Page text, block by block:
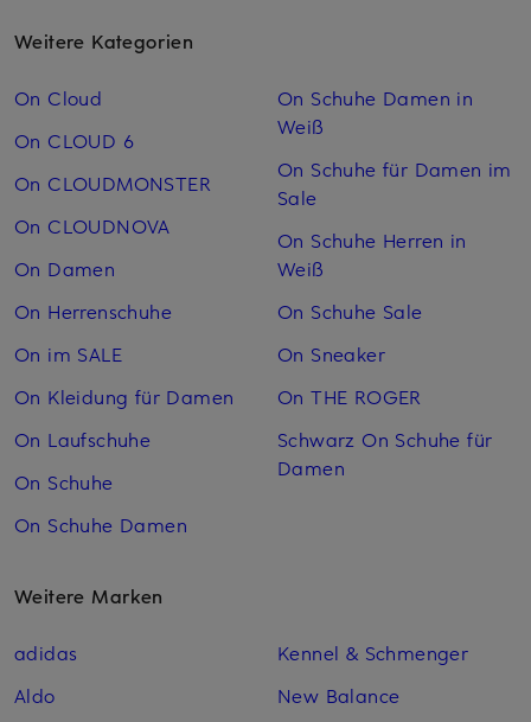
Weitere Kategorien
On Cloud
On CLOUD 6
On CLOUDMONSTER
On CLOUDNOVA
On Damen
On Herrenschuhe
On im SALE
On Kleidung für Damen
On Laufschuhe
On Schuhe
On Schuhe Damen
On Schuhe Damen in
Weiß
On Schuhe für Damen im
Sale
On Schuhe Herren in
Weiß
On Schuhe Sale
On Sneaker
On THE ROGER
Schwarz On Schuhe für
Damen
Weitere Marken
adidas
Aldo
Kennel & Schmenger
New Balance